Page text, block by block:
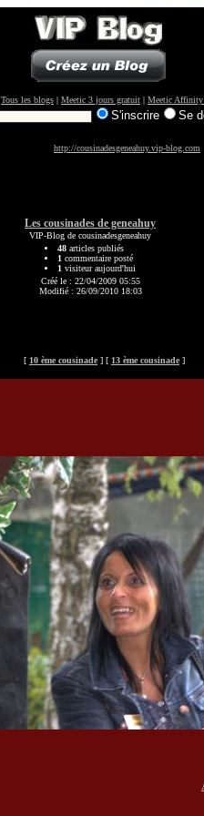
Tous les blogs | Meetic 3 jours gratuit | Meetic
S'inscrire Se
http://cousinadesgeneahuy.vip-blog.com
Les cousinades de geneahuy
VIP-Blog de cousinadesgeneahuy
48 articles publiés
1 commentaire posté
1 visiteur aujourd'hui
Créé le : 22/04/2009 05:55
Modifié : 26/09/2010 18:03
[ 10 ème cousinade ] [ 13 ème cousinade ]